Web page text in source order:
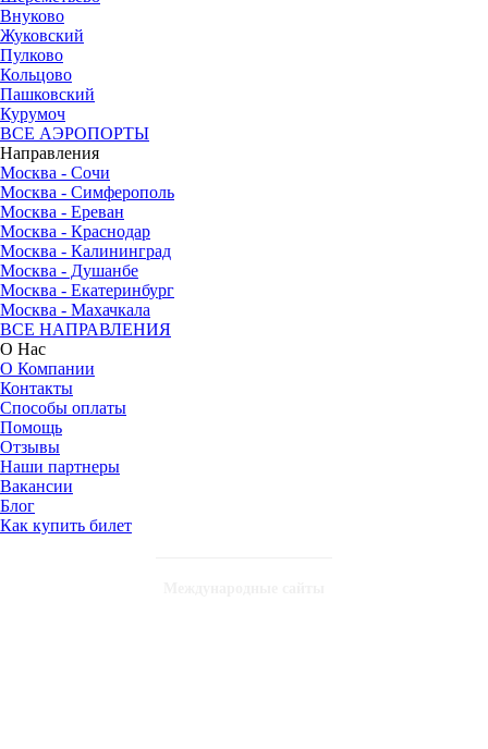
Внуково
Жуковский
Пулково
Кольцово
Пашковский
Курумоч
ВСЕ АЭРОПОРТЫ
Направления
Москва - Сочи
Москва - Симферополь
Москва - Ереван
Москва - Краснодар
Москва - Калининград
Москва - Душанбе
Москва - Екатеринбург
Москва - Махачкала
ВСЕ НАПРАВЛЕНИЯ
О Нас
О Компании
Контакты
Способы оплаты
Помощь
Отзывы
Наши партнеры
Вакансии
Блог
Как купить билет